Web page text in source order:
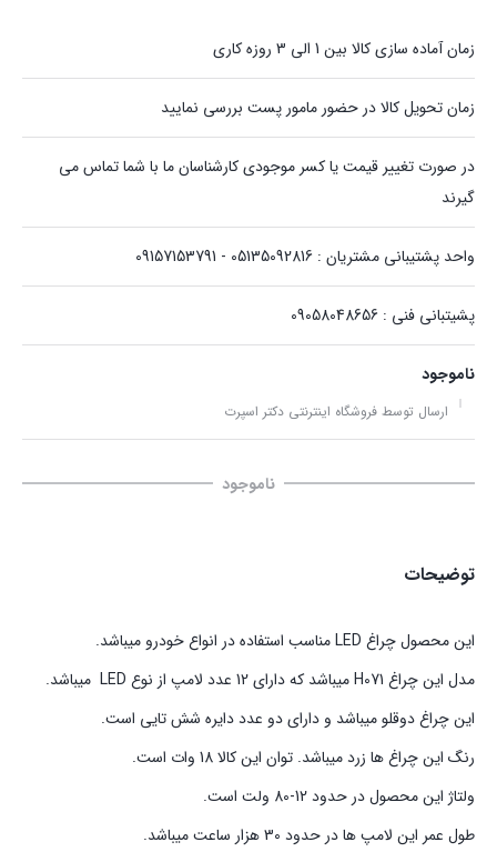
زمان آماده سازی کالا بین 1 الی 3 روزه کاری
زمان تحویل کالا در حضور مامور پست بررسی نمایید
در صورت تغییر قیمت یا کسر موجودی کارشناسان ما با شما تماس می
گیرند
واحد پشتیبانی مشتریان : 05135092816 - 09157153791
پشیتبانی فنی : 09058048656
ناموجود
ارسال توسط فروشگاه اینترنتی دکتر اسپرت
ناموجود
توضیحات
این محصول چراغ LED مناسب استفاده در انواع خودرو میباشد.
مدل این چراغ H071 میباشد که دارای 12 عدد لامپ از نوع LED میباشد.
این چراغ دوقلو میباشد و دارای دو عدد دایره شش تایی است.
رنگ این چراغ ها زرد میباشد. توان این کالا 18 وات است.
ولتاژ این محصول در حدود 12-80 ولت است.
طول عمر این لامپ ها در حدود 30 هزار ساعت میباشد.